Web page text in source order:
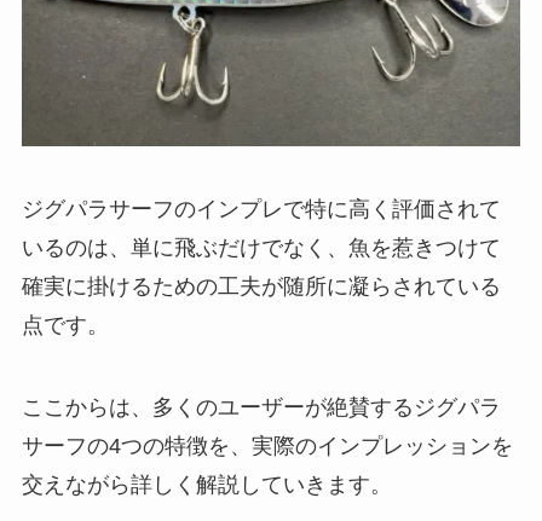
ジグパラサーフのインプレで特に高く評価されて
いるのは、単に飛ぶだけでなく、魚を惹きつけて
確実に掛けるための工夫が随所に凝らされている
点です。
ここからは、多くのユーザーが絶賛するジグパラ
サーフの4つの特徴を、実際のインプレッションを
交えながら詳しく解説していきます。